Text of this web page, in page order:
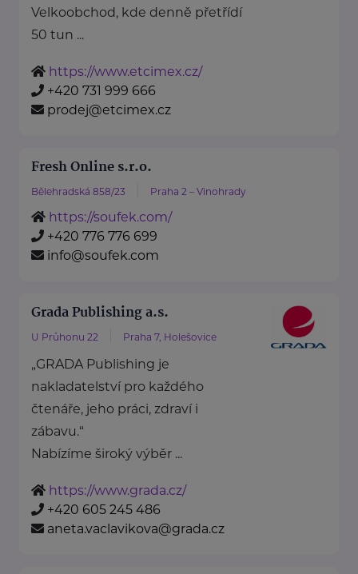
Velkoobchod, kde denně přetřídí
50 tun ...
https://www.etcimex.cz/
+420 731 999 666
prodej@etcimex.cz
Fresh Online s.r.o.
Bělehradská 858/23 Praha 2 – Vinohrady
https://soufek.com/
+420 776 776 699
info@soufek.com
Grada Publishing a.s.
U Průhonu 22 Praha 7, Holešovice
„GRADA Publishing je
nakladatelství pro každého
čtenáře, jeho práci, zdraví i
zábavu.“
Nabízíme široký výběr ...
https://www.grada.cz/
+420 605 245 486
aneta.vaclavikova@grada.cz